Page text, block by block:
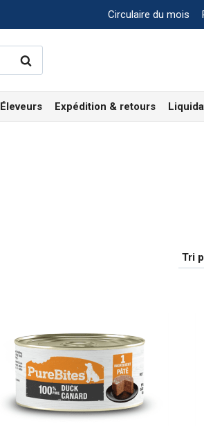
Circulaire du mois
Rechercher
Éleveurs Expédition & retours